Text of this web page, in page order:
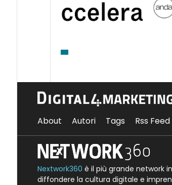
About
Autori Tags Rss Feed
Nextwork360 è il più grande network
diffondere la cultura digitale e